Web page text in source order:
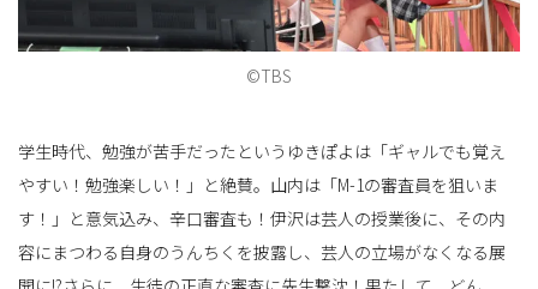
©TBS
学生時代、勉強が苦手だったというゆきぽよは「ギャルでも覚え
やすい！勉強楽しい！」と絶賛。山内は「M-1の審査員を狙いま
す！」と意気込み、辛口審査も！伊沢は芸人の授業後に、その内
容にまつわる自身のうんちくを披露し、芸人の立場がなくなる展